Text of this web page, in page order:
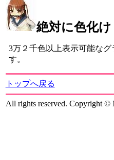
絶対に色化
3万２千色以上表示可能な
す。
トップへ戻る
All rights reserved. Copyright ©